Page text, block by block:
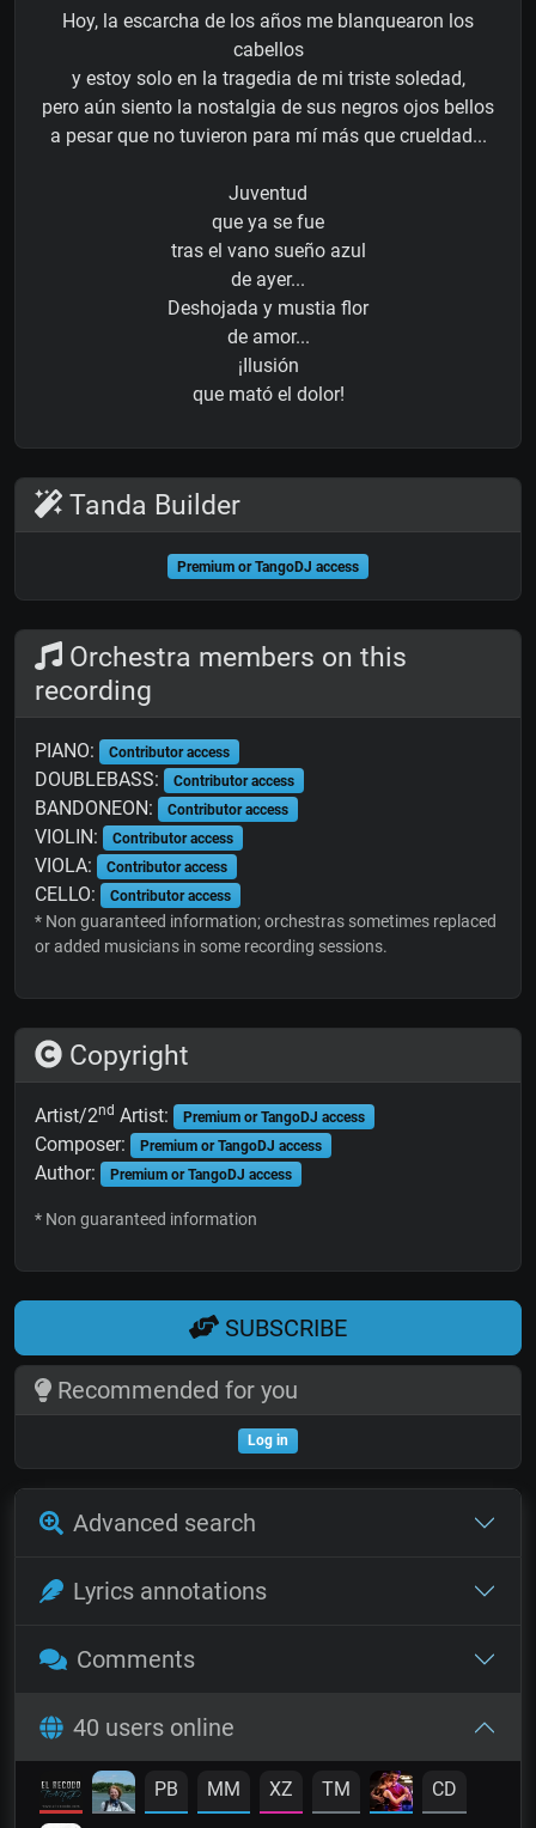
Hoy, la escarcha de los años me blanquearon los
cabellos
y estoy solo en la tragedia de mi triste soledad,
pero aún siento la nostalgia de sus negros ojos bellos
a pesar que no tuvieron para mí más que crueldad...
Juventud
que ya se fue
tras el vano sueño azul
de ayer...
Deshojada y mustia flor
de amor...
¡Ilusión
que mató el dolor!
Tanda Builder
Premium or TangoDJ access
Orchestra members on this
recording
PIANO: Contributor access
DOUBLEBASS: Contributor access
BANDONEON: Contributor access
VIOLIN: Contributor access
VIOLA: Contributor access
CELLO: Contributor access
* Non guaranteed information; orchestras sometimes replaced
or added musicians in some recording sessions.
Copyright
Artist/2nd Artist: Premium or TangoDJ access
Composer: Premium or TangoDJ access
Author: Premium or TangoDJ access
* Non guaranteed information
SUBSCRIBE
Recommended for you
Log in
Advanced search
Lyrics annotations
Comments
40 users online
PB MM XZ TM CD